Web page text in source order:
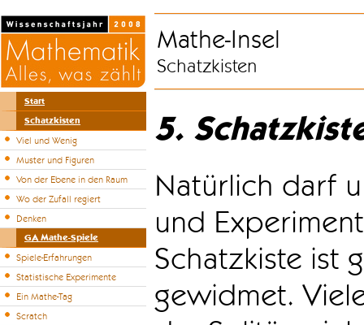
Start
Schatzkisten
Viel und Wenig
Muster und Figuren
Von der Ebene in den Raum
Wo der Zufall regiert
Denken
GA Mathe-Spiele
Spiele-Erfahrungen
Statistische Experimente
Ein Mathe-Tag
Scratch
Mathe-Insel
Schatzkisten
5.
Natürlich darf
und
Schatzkiste ist
gewidmet.